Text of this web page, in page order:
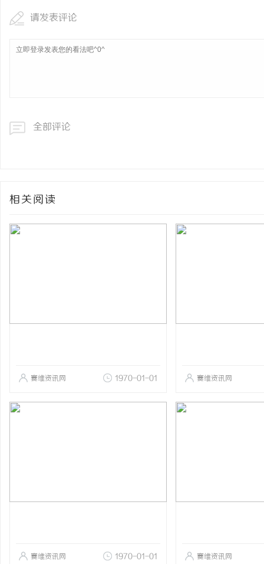
请发表评论
全部评论
相关阅读
赛维资讯网 1970-01-01 赛维资讯网
赛维资讯网 1970-01-01 赛维资讯网